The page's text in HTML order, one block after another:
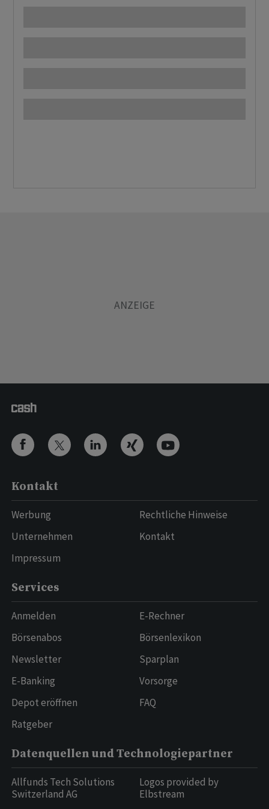
Kontakt
Werbung
Unternehmen
Impressum
Rechtliche Hinweise
Kontakt
Services
Anmelden
Börsenabos
Newsletter
E-Banking
Depot eröffnen
Ratgeber
E-Rechner
Börsenlexikon
Sparplan
Vorsorge
FAQ
Datenquellen und Technologiepartner
Allfunds Tech Solutions
Switzerland AG
Logos provided by
Elbstream